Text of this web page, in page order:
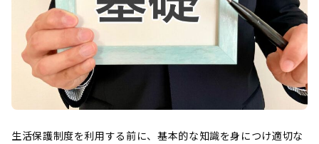
生活保護制度を利用する前に、基本的な知識を身につけ適切な